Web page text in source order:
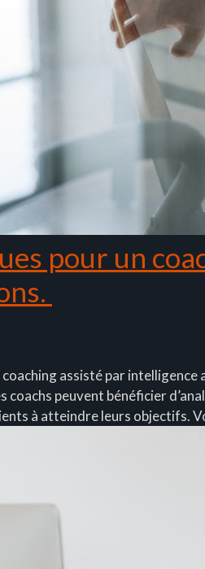
pour un
assisté par
coachs peuvent bénéficier
à atteindre leurs objectifs.